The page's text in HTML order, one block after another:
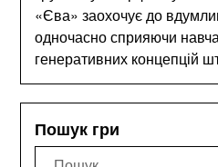
«Єва» заохочує до
одночасно сприяючи
генеративних концепцій
Пошук гри
Пошук: